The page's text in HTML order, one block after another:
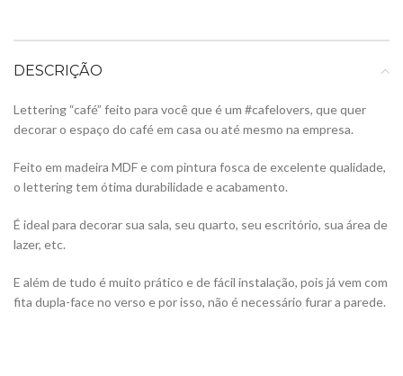
DESCRIÇÃO
Lettering “café” feito para você que é um #cafelovers, que quer
decorar o espaço do café em casa ou até mesmo na empresa.
Feito em madeira MDF e com pintura fosca de excelente qualidade,
o lettering tem ótima durabilidade e acabamento.
É ideal para decorar sua sala, seu quarto, seu escritório, sua área de
lazer, etc.
E além de tudo é muito prático e de fácil instalação, pois já vem com
fita dupla-face no verso e por isso, não é necessário furar a parede.